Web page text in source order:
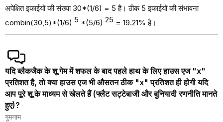
अपेक्षित इकाईयों की संख्या 30*(1/6) = 5 है। ठीक 5 इकाईयों की संभावना
combin(30,5)*(1/6) 5 *(5/6) 25 = 19.21% है।
यदि ब्लैकजैक के शू गेम में शफल के बाद पहले हाथ के लिए हाउस एज "x"
प्रतिशत है, तो क्या हाउस एज भी औसतन ठीक "x" प्रतिशत ही होगी यदि
आप पूरे शू के माध्यम से खेलते हैं (फ्लैट सट्टेबाजी और बुनियादी रणनीति मानते
हुए)?
गुमनाम